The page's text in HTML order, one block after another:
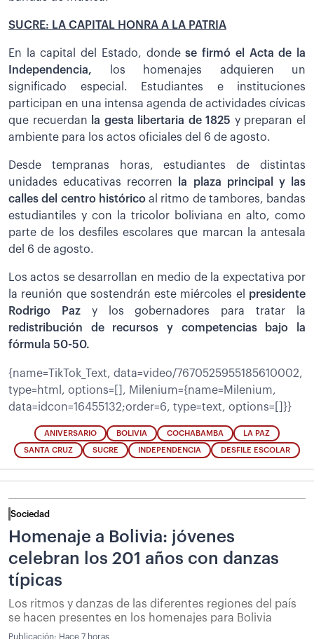
SUCRE: LA CAPITAL HONRA A LA PATRIA
En la capital del Estado, dondese firmó el Acta de la
Independencia, los homenajes adquieren un
significado especial. Estudiantes e instituciones
participan en una intensa agenda de actividades cívicas
que recuerdan
la gesta libertaria de 1825 y preparan el
ambiente para los actos oficiales del 6 de agosto.
Desde tempranas horas, estudiantes de distintas
unidades educativas recorren la plaza principal y las
calles del centro históricoal ritmo de tambores, bandas
estudiantiles y con la tricolor boliviana en alto, como
parte de los desfiles escolares que marcan la antesala
del 6 de agosto.
Los actos se desarrollan en medio de la expectativa por
la reunión que sostendrán este miércoles el presidente
Rodrigo Pazy los gobernadores para tratar la
redistribución de recursos y competencias bajo la
fórmula 50-50.
{name=TikTok_Text, data=video/7670525955185610002,
type=html, options=[], Milenium={name=Milenium,
data=idcon=16455132;order=6, type=text, options=[]}}
ANIVERSARIO BOLIVIA COCHABAMBA LA PAZ
SANTA CRUZ SUCRE INDEPENDENCIA DESFILE ESCOLAR
Sociedad
Homenaje a Bolivia: jóvenes
celebran los 201 años con danzas
típicas
Los ritmos y danzas de las diferentes regiones del país
se hacen presentes en los homenajes para Bolivia
Publicación: Hace 7 horas